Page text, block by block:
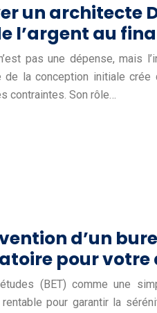
un architecte
l’argent au
n’est pas une dépense,
de la conception initiale
contraintes. Son rôle…
d’un
pour votre
(BET) comme une
rentable pour garantir la